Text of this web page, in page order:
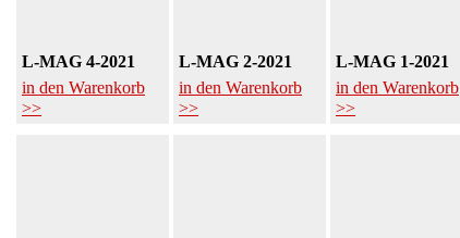
L-MAG 4-2021
in den Warenkorb
>>
L-MAG 2-2021
in den Warenkorb
>>
L-MAG 1-2021
in den Warenkorb
>>